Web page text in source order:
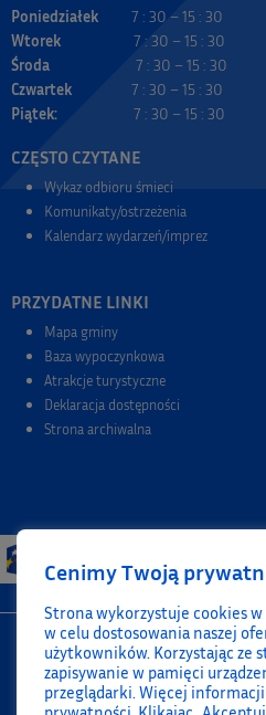
Poniedziałek 7 : 30 – 15 : 30
Wtorek 7 : 30 – 15 : 30
Środa 7 : 30 – 15 : 30
Czwartek 7 : 30 – 15 : 30
Piątek: 7 : 30 – 15 : 30
CZĘSTO CZYTANE
Wykaz odbioru śmieci
Komunikaty/ostrzeżenia
Kalendarz wydarzeń/imprez
PRZYDATNE LINKI
Mapa gminy
Baza wypoczynkowa
Atrakcje turystyczne
Deklaracja dostępności
Strona archiwalna
Cenimy Twoją
Strona wykorzystuje cookies
w celu dostosowania naszej
użytkowników. Korzystając ze
zapisywanie w pamięci
przeglądarki. Więcej